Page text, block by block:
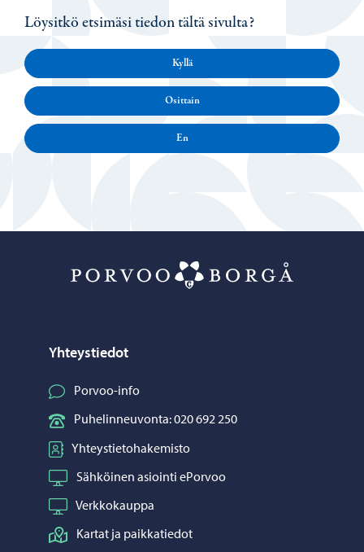
Löysitkö etsimäsi tiedon tältä sivulta?
Kyllä
Osittain
En
Yhteystiedot
Porvoo-info
Puhelinneuvonta: 020 692 250
Yhteystietohakemisto
Sähköinen asiointi ePorvoo
Verkkokauppa
Kartat ja paikkatiedot